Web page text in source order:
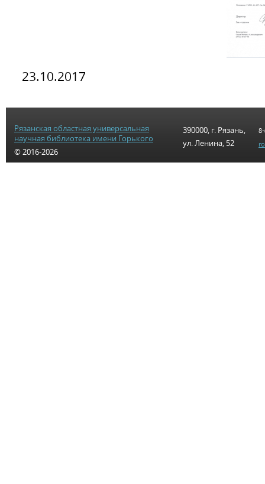
23.10.2017
Рязанская областная универсальная
научная библиотека имени Горького
© 2016-2026
390000, г. Рязань,
ул. Ленина, 52